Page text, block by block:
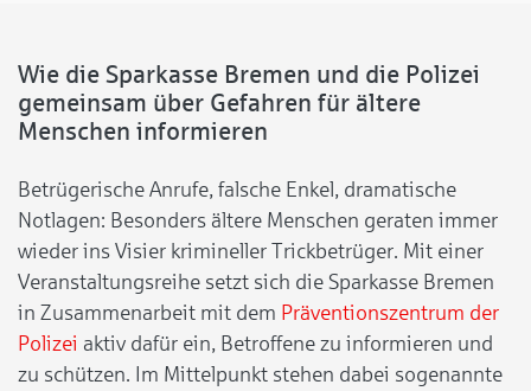
Wie die Sparkasse Bremen und die Polizei
gemeinsam über Gefahren für ältere
Menschen informieren
Betrügerische Anrufe, falsche Enkel, dramatische
Notlagen: Besonders ältere Menschen geraten immer
wieder ins Visier krimineller Trickbetrüger. Mit einer
Veranstaltungsreihe setzt sich die Sparkasse Bremen
in Zusammenarbeit mit dem Präventionszentrum der
Polizei aktiv dafür ein, Betroffene zu informieren und
zu schützen. Im Mittelpunkt stehen dabei sogenannte